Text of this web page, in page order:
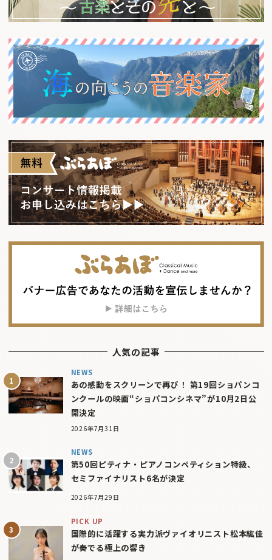
人気の記事
NEWS
あの感動をスクリーンで再び！ 第19回ショパンコ
ンクールの映画“ショパコンシネマ”が10月2日公
開決定
2026年7月31日
NEWS
第50回ピティナ・ピアノコンペティション特級、
セミファイナリスト6名が決定
2026年7月29日
PICK UP
国際的に活躍する実力派ヴァイオリニスト松本紘佳
が奏でる極上の響き